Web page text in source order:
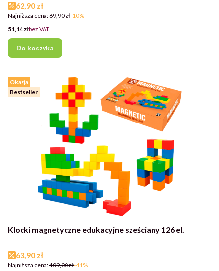
Cena promocyjna
62,90 zł
Najniższa cena:69,90 zł-10%
Cena
51,14 złbez VAT
Do koszyka
Okazja
Bestseller
Klocki magnetyczne edukacyjne sześciany 126 el.
Cena promocyjna
63,90 zł
Najniższa cena:109,00 zł-41%